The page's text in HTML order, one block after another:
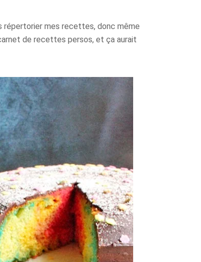
répertorier mes recettes, donc même
de recettes persos, et ça aurait